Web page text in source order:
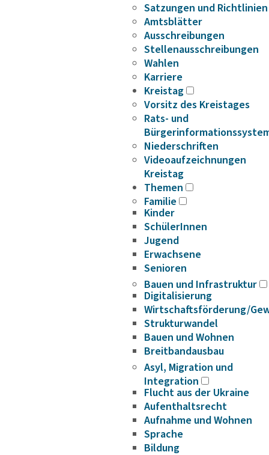
Satzungen und Richtlinien
Amtsblätter
Ausschreibungen
Stellenausschreibungen
Wahlen
Karriere
Kreistag
Vorsitz des Kreistages
Rats- und
Niederschriften
Videoaufzeichnungen
Kreistag
Themen
Familie
Kinder
SchülerInnen
Jugend
Erwachsene
Senioren
Bauen und Infrastruktur
Digitalisierung
Wirtschaftsförderung/
Strukturwandel
Bauen und Wohnen
Breitbandausbau
Asyl, Migration und
Integration
Flucht aus der Ukraine
Aufenthaltsrecht
Aufnahme und Wohnen
Sprache
Bildung